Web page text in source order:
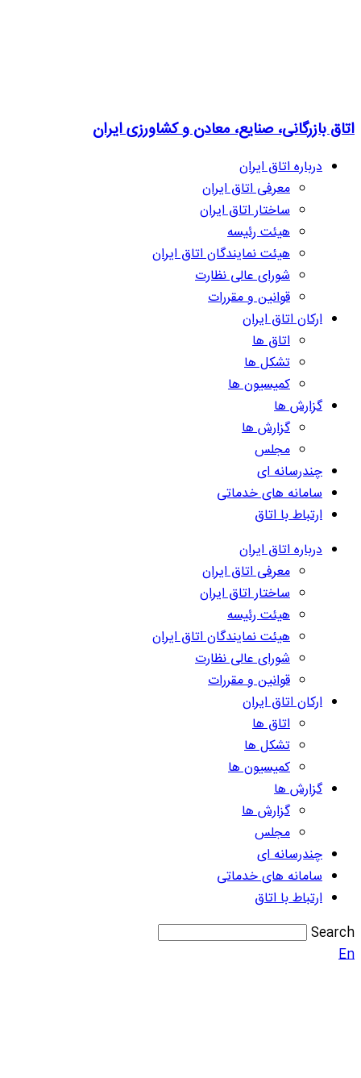
اتاق بازرگانی، صنایع، معادن و کشاورزی ایران
درباره اتاق ایران
معرفی اتاق ایران
ساختار اتاق ایران
هیئت رئیسه
هیئت نمایندگان اتاق ایران
شورای عالی نظارت
قوانین و مقررات
ارکان اتاق ایران
اتاق ها
تشکل ها
کمیسیون ها
گزارش ها
گزارش ها
مجلس
چندرسانه ای
سامانه های خدماتی
ارتباط با اتاق
درباره اتاق ایران
معرفی اتاق ایران
ساختار اتاق ایران
هیئت رئیسه
هیئت نمایندگان اتاق ایران
شورای عالی نظارت
قوانین و مقررات
ارکان اتاق ایران
اتاق ها
تشکل ها
کمیسیون ها
گزارش ها
گزارش ها
مجلس
چندرسانه ای
سامانه های خدماتی
ارتباط با اتاق
Search
En